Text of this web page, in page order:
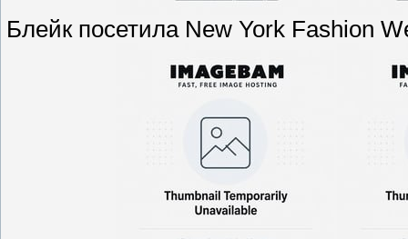
Блейк посетила New York Fashion